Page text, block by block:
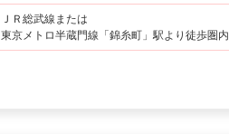
ＪＲ総武線または
東京メトロ半蔵門線「錦糸町」駅より徒歩圏内